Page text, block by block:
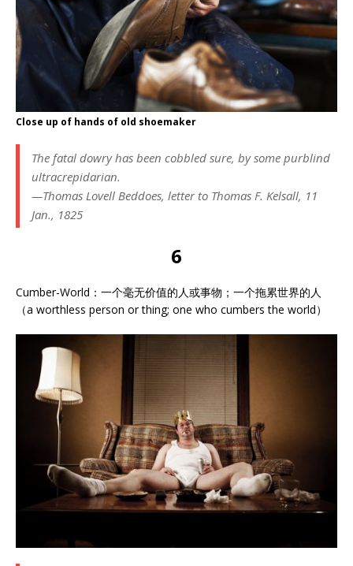
Close up of hands of old shoemaker
The fatal dowry has been cobbled sure, by some purblind
ultracrepidarian.
—Thomas Lovell Beddoes, letter to Thomas F. Kelsall, 11
Jan., 1825
6
Cumber-World：一个毫无价值的人或事物；一个拖累世界的人
（a worthless person or thing; one who cumbers the world）